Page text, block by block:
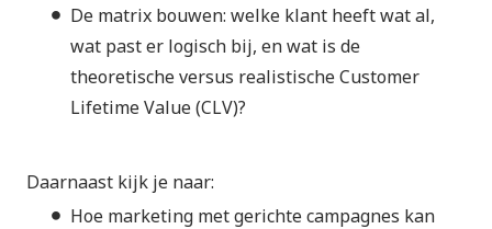
De matrix bouwen: welke klant heeft wat al,
wat past er logisch bij, en wat is de
theoretische versus realistische Customer
Lifetime Value (CLV)?
Daarnaast kijk je naar:
Hoe marketing met gerichte campagnes kan